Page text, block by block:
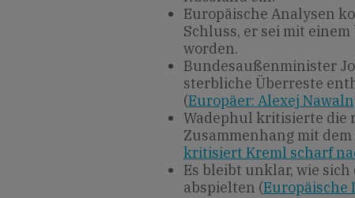
Europäische Analysen
Schluss, er sei mit
worden.
Bundesaußenminister
sterbliche Überreste
(Europäer: Alexej
Wadephul kritisierte die
Zusammenhang mit
kritisiert Kreml scharf
Es bleibt unklar, wie sich
abspielten (Europäische